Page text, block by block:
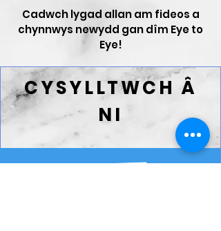
Cadwch lygad allan am fideos a
chynnwys newydd gan dîm Eye to
Eye!
CYSYLLTWCH Â
NI